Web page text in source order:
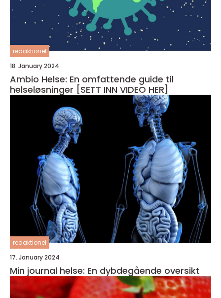
redaktionel
18. January 2024
Ambio Helse: En omfattende guide til
helseløsninger [SETT INN VIDEO HER]
redaktionel
17. January 2024
Min journal helse: En dybdegående oversikt